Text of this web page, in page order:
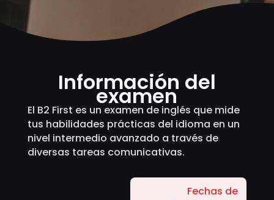
Información del
examen
El B2 First es un examen de inglés que mide
tus habilidades prácticas del idioma en un
nivel intermedio avanzado a través de
diversas tareas comunicativas.
Fechas de